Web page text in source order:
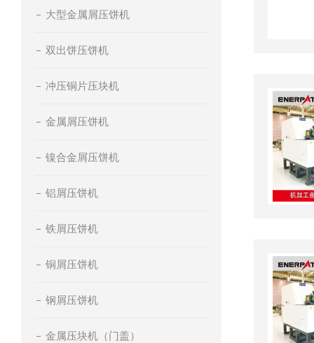
大型金属屑压饼机
双出饼压饼机
冲压铜片压块机
金属屑压饼机
镍合金屑压饼机
铝屑压饼机
铁屑压饼机
铜屑压饼机
钢屑压饼机
金属压块机（门盖）